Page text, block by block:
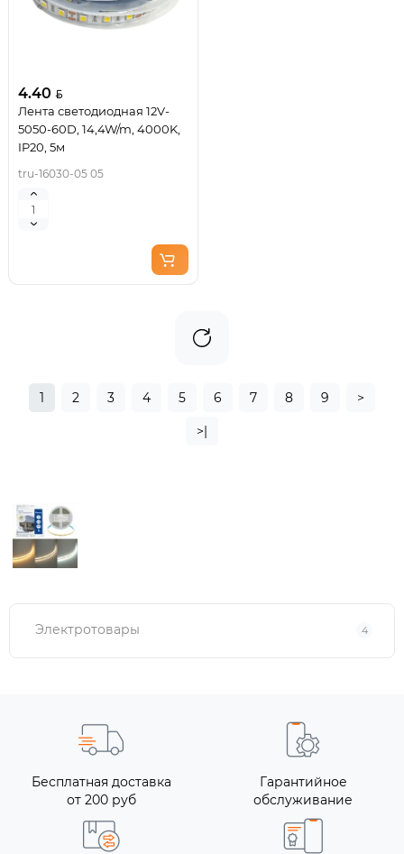
4.40
Лента светодиодная 12V-
5050-60D, 14,4W/m, 4000K,
IP20, 5м
tru-16030-05 05
1 2 3 4 5 6 7 8 9 >
>|
Электротовары 4
Бесплатная доставка
от 200 руб
Гарантийное
обслуживание